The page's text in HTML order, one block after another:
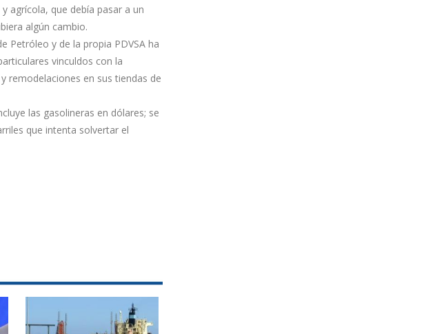
agrícola, que debía pasar a un
algún cambio.
Petróleo y de la propia PDVSA ha
vinculdos con la
remodelaciones en sus tiendas de
las gasolineras en dólares; se
que intenta solvertar el